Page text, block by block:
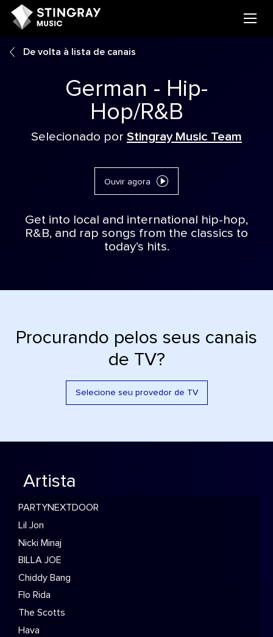
De volta à lista de canais
German - Hip-
Hop/R&B
Selecionado por Stingray Music Team
Ouvir agora
Get into local and international hip-hop,
R&B, and rap songs from the classics to
today’s hits.
Procurando pelos seus canais
de TV?
Selecione seu provedor de TV
Artista
PARTYNEXTDOOR
Lil Jon
Nicki Minaj
BILLA JOE
Chiddy Bang
Flo Rida
The Scotts
Hava